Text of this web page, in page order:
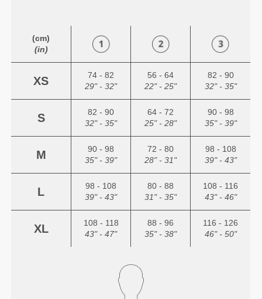
(cm)
(in)
XS
74 - 82
29" - 32"
56 - 64
22" - 25"
82 - 90
32" - 35"
S
82 - 90
32" - 35"
64 - 72
25" - 28"
90 - 98
35" - 39"
M
90 - 98
35" - 39"
72 - 80
28" - 31"
98 - 108
39" - 43"
L
98 - 108
39" - 43"
80 - 88
31" - 35"
108 - 116
43" - 46"
XL
108 - 118
43" - 47"
88 - 96
35" - 38"
116 - 126
46" - 50"